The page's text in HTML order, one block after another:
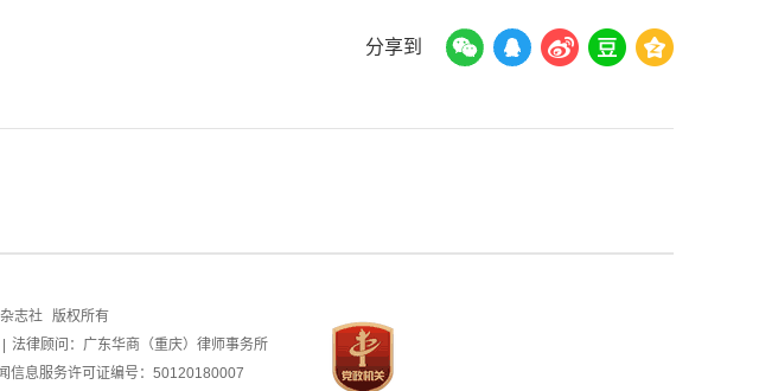
分享到
志社 版权所有
| 法律顾问：广东华商（重庆）律师事务所
信息服务许可证编号：50120180007